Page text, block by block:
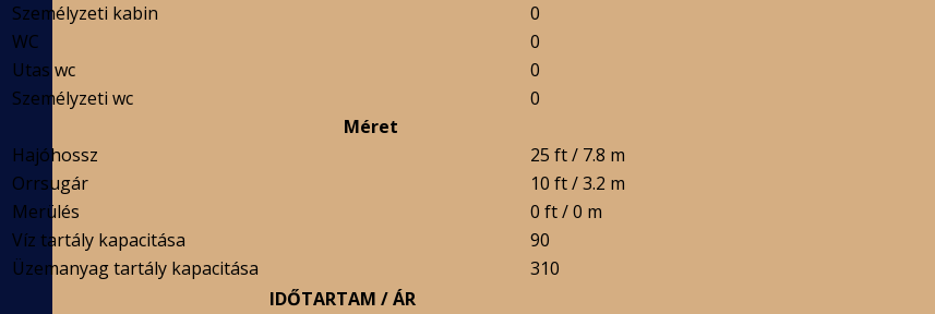
Személyzeti kabin
0
WC
0
Utas wc
0
Személyzeti wc
0
Méret
Hajóhossz
25 ft / 7.8 m
Orrsugár
10 ft / 3.2 m
Merülés
0 ft / 0 m
Víz tartály kapacitása
90
Üzemanyag tartály kapacitása
310
IDŐTARTAM / ÁR